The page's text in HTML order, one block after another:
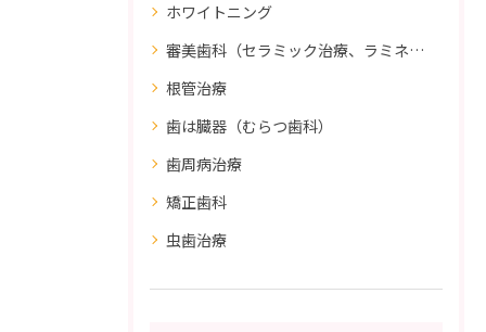
ホワイトニング
審美歯科（セラミック治療、ラミネートべニア、ダイレクトボンディング）
根管治療
歯は臓器（むらつ歯科）
歯周病治療
矯正歯科
虫歯治療